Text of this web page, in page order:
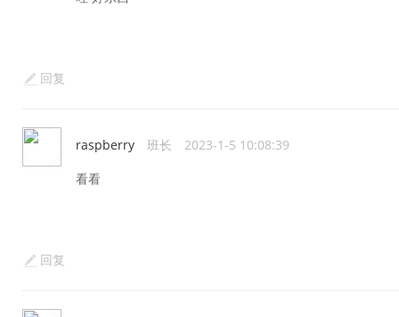
回复
raspberry 班长 2023-1-5 10:08:39
看看
回复